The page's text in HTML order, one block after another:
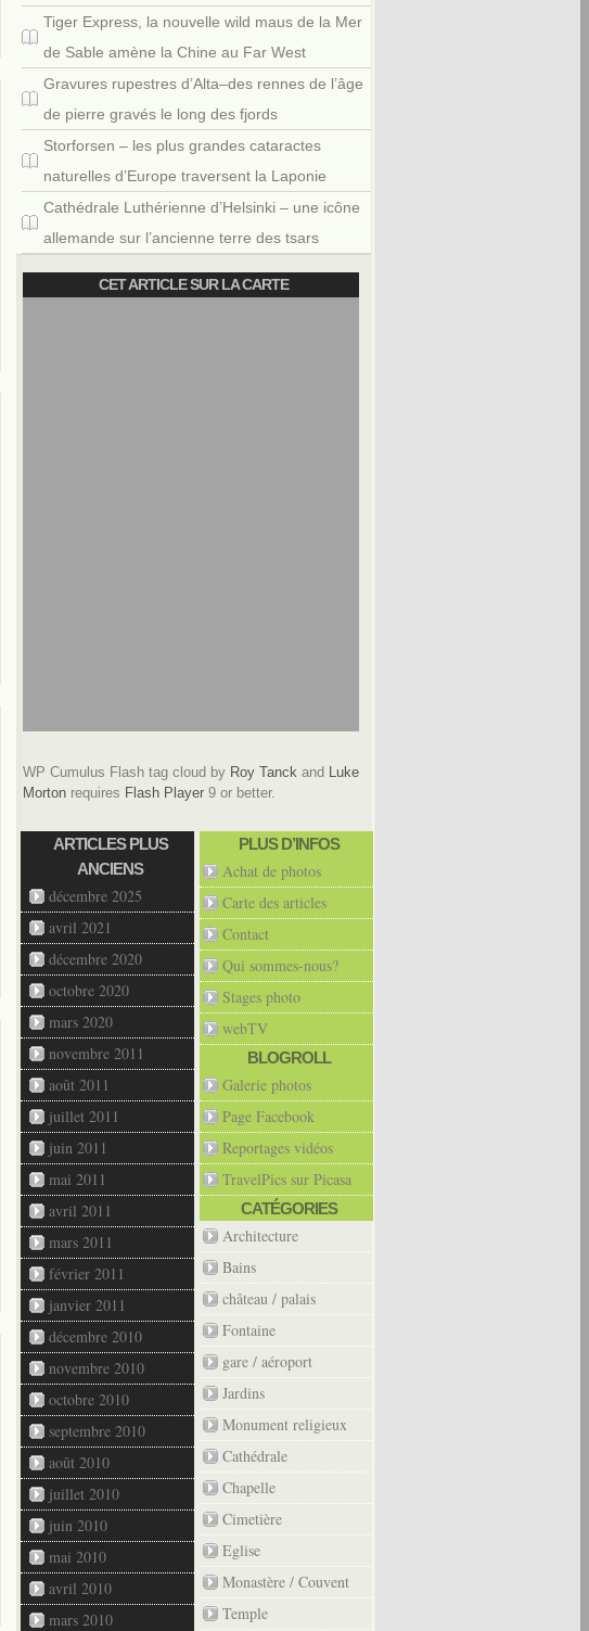
Tiger Express, la nouvelle wild maus de la Mer
de Sable amène la Chine au Far West
Gravures rupestres d’Alta–des rennes de l’âge
de pierre gravés le long des fjords
Storforsen – les plus grandes cataractes
naturelles d’Europe traversent la Laponie
Cathédrale Luthérienne d’Helsinki – une icône
allemande sur l’ancienne terre des tsars
CET ARTICLE SUR LA CARTE
WP Cumulus Flash tag cloud by Roy Tanck and Luke
Morton requires Flash Player 9 or better.
ARTICLES PLUS
ANCIENS
décembre 2025
avril 2021
décembre 2020
octobre 2020
mars 2020
novembre 2011
août 2011
juillet 2011
juin 2011
mai 2011
avril 2011
mars 2011
février 2011
janvier 2011
décembre 2010
novembre 2010
octobre 2010
septembre 2010
août 2010
juillet 2010
juin 2010
mai 2010
avril 2010
mars 2010
PLUS D’INFOS
Achat de photos
Carte des articles
Contact
Qui sommes-nous?
Stages photo
webTV
BLOGROLL
Galerie photos
Page Facebook
Reportages vidéos
TravelPics sur Picasa
CATÉGORIES
Architecture
Bains
château / palais
Fontaine
gare / aéroport
Jardins
Monument religieux
Cathédrale
Chapelle
Cimetière
Eglise
Monastère / Couvent
Temple